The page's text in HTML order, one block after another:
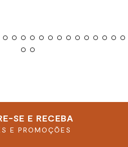
SE E RECEBA
E PROMOÇÕES